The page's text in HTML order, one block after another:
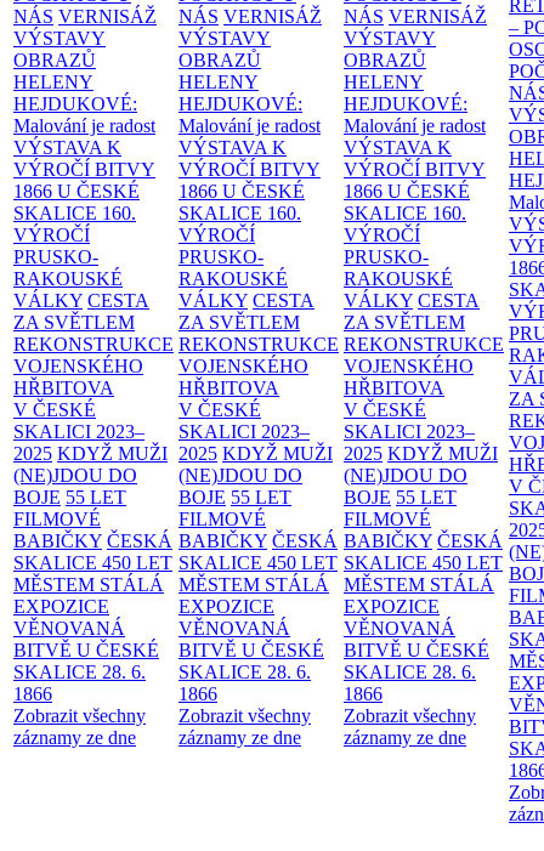
NÁS VERNISÁŽ
VÝSTAVY
OBRAZŮ
HELENY
HEJDUKOVÉ:
Malování je radost
VÝSTAVA K
VÝROČÍ BITVY
1866 U ČESKÉ
SKALICE 160.
VÝROČÍ
PRUSKO-
RAKOUSKÉ
VÁLKY CESTA
ZA SVĚTLEM
REKONSTRUKCE
VOJENSKÉHO
HŘBITOVA
V ČESKÉ
SKALICI 2023–
2025 KDYŽ MUŽI
(NE)JDOU DO
BOJE 55 LET
FILMOVÉ
BABIČKY ČESKÁ
SKALICE 450 LET
MĚSTEM STÁLÁ
EXPOZICE
VĚNOVANÁ
BITVĚ U ČESKÉ
SKALICE 28. 6.
1866
Zobrazit všechny
záznamy ze dne
NÁS VERNISÁŽ
VÝSTAVY
OBRAZŮ
HELENY
HEJDUKOVÉ:
Malování je radost
VÝSTAVA K
VÝROČÍ BITVY
1866 U ČESKÉ
SKALICE 160.
VÝROČÍ
PRUSKO-
RAKOUSKÉ
VÁLKY CESTA
ZA SVĚTLEM
REKONSTRUKCE
VOJENSKÉHO
HŘBITOVA
V ČESKÉ
SKALICI 2023–
2025 KDYŽ MUŽI
(NE)JDOU DO
BOJE 55 LET
FILMOVÉ
BABIČKY ČESKÁ
SKALICE 450 LET
MĚSTEM STÁLÁ
EXPOZICE
VĚNOVANÁ
BITVĚ U ČESKÉ
SKALICE 28. 6.
1866
Zobrazit všechny
záznamy ze dne
NÁS VERNISÁŽ
VÝSTAVY
OBRAZŮ
HELENY
HEJDUKOVÉ:
Malování je radost
VÝSTAVA K
VÝROČÍ BITVY
1866 U ČESKÉ
SKALICE 160.
VÝROČÍ
PRUSKO-
RAKOUSKÉ
VÁLKY CESTA
ZA SVĚTLEM
REKONSTRUKCE
VOJENSKÉHO
HŘBITOVA
V ČESKÉ
SKALICI 2023–
2025 KDYŽ MUŽI
(NE)JDOU DO
BOJE 55 LET
FILMOVÉ
BABIČKY ČESKÁ
SKALICE 450 LET
MĚSTEM STÁLÁ
EXPOZICE
VĚNOVANÁ
BITVĚ U ČESKÉ
SKALICE 28. 6.
1866
Zobrazit všechny
záznamy ze dne
–
ZA
V